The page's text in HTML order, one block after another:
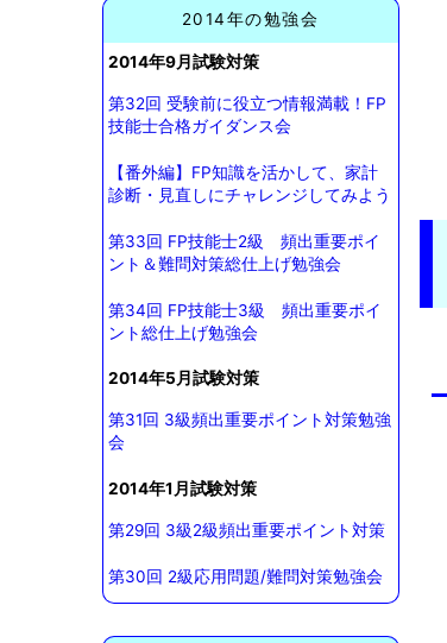
2014年の勉強会
2014年9月試験対策
第32回 受験前に役立つ情報満載！FP
技能士合格ガイダンス会
【番外編】FP知識を活かして、家計
診断・見直しにチャレンジしてみよう
第33回 FP技能士2級 頻出重要ポイ
ント＆難問対策総仕上げ勉強会
第34回 FP技能士3級 頻出重要ポイ
ント総仕上げ勉強会
2014年5月試験対策
第31回 3級頻出重要ポイント対策勉強
会
2014年1月試験対策
第29回 3級2級頻出重要ポイント対策
第30回 2級応用問題/難問対策勉強会